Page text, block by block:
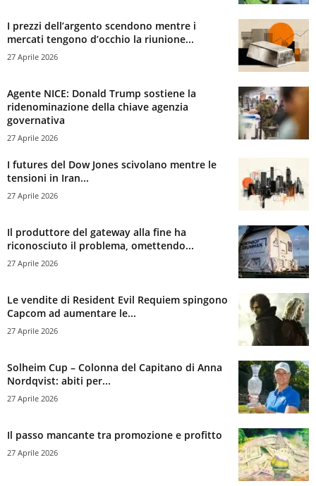
I prezzi dell’argento scendono mentre i
mercati tengono d’occhio la riunione...
27 Aprile 2026
Agente NICE: Donald Trump sostiene la
ridenominazione della chiave agenzia
governativa
27 Aprile 2026
I futures del Dow Jones scivolano mentre le
tensioni in Iran...
27 Aprile 2026
Il produttore del gateway alla fine ha
riconosciuto il problema, omettendo...
27 Aprile 2026
Le vendite di Resident Evil Requiem spingono
Capcom ad aumentare le...
27 Aprile 2026
Solheim Cup – Colonna del Capitano di Anna
Nordqvist: abiti per...
27 Aprile 2026
Il passo mancante tra promozione e profitto
27 Aprile 2026